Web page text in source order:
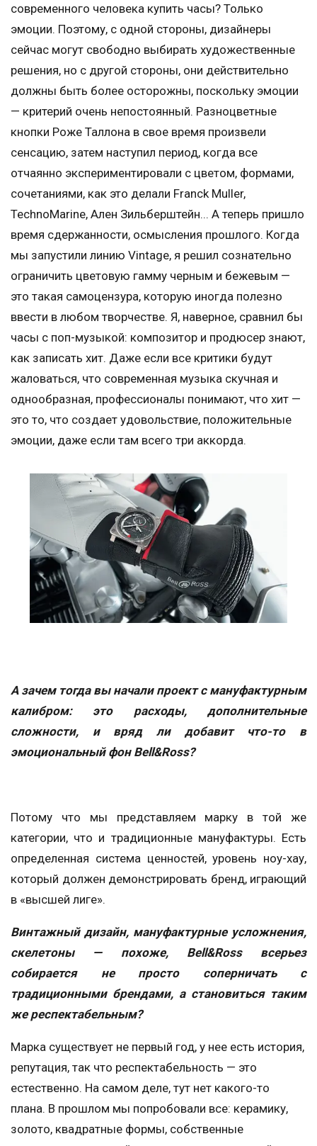
современного человека купить часы? Только
эмоции. Поэтому, с одной стороны, дизайнеры
сейчас могут свободно выбирать художественные
решения, но с другой стороны, они действительно
должны быть более осторожны, поскольку эмоции
— критерий очень непостоянный. Разноцветные
кнопки Роже Таллона в свое время произвели
сенсацию, затем наступил период, когда все
отчаянно экспериментировали с цветом, формами,
сочетаниями, как это делали Franck Muller,
TechnoMarine, Ален Зильберштейн... А теперь пришло
время сдержанности, осмысления прошлого. Когда
мы запустили линию Vintage, я решил сознательно
ограничить цветовую гамму черным и бежевым —
это такая самоцензура, которую иногда полезно
ввести в любом творчестве. Я, наверное, сравнил бы
часы с поп-музыкой: композитор и продюсер знают,
как записать хит. Даже если все критики будут
жаловаться, что современная музыка скучная и
однообразная, профессионалы понимают, что хит —
это то, что создает удовольствие, положительные
эмоции, даже если там всего три аккорда.
А зачем тогда вы начали проект с мануфактурным
калибром: это расходы, дополнительные
сложности, и вряд ли добавит что-то в
эмоциональный фон Bell&Ross?
Потому что мы представляем марку в той же
категории, что и традиционные мануфактуры. Есть
определенная система ценностей, уровень ноу-хау,
который должен демонстрировать бренд, играющий
в «высшей лиге».
Винтажный дизайн, мануфактурные усложнения,
скелетоны — похоже, Bell&Ross всерьез
собирается не просто соперничать с
традиционными брендами, а становиться таким
же респектабельным?
Марка существует не первый год, у нее есть история,
репутация, так что респектабельность — это
естественно. На самом деле, тут нет какого-то
плана. В прошлом мы попробовали все: керамику,
золото, квадратные формы, собственные